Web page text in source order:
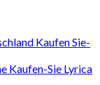
Kaufen Sie-
Kaufen-Sie Lyrica